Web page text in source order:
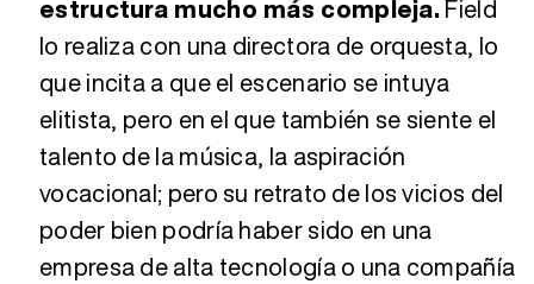
estructura mucho más compleja.Field
lo realiza con una directora de orquesta, lo
que incita a que el escenario se intuya
elitista, pero en el que también se siente el
talento de la música, la aspiración
vocacional; pero su retrato de los vicios del
poder bien podría haber sido en una
empresa de alta tecnología o una compañía